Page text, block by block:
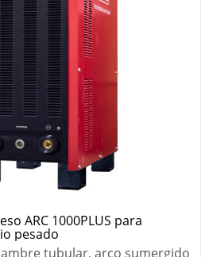
ARC 1000PLUS para
pesado
tubular, arco sumergido